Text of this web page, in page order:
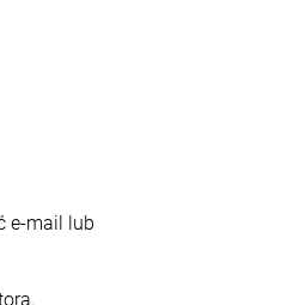
e-mail lub